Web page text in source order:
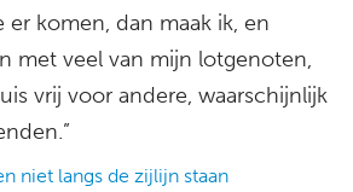
er komen, dan maak ik, en
met veel van mijn lotgenoten,
vrij voor andere, waarschijnlijk
niet langs de zijlijn staan